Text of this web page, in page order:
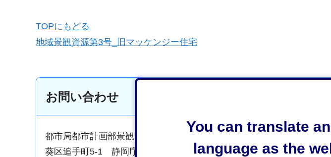
You can translate
language as the
TOPにもどる
地域景観資源第3号_旧マッケンジー住宅
お問い合わせ
都市局都市計画部景観まちづくり課都市景観推進係
葵区追手町5-1 静岡庁舎新館7階